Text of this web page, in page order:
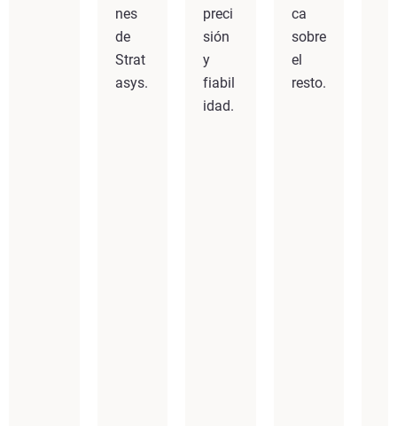
nes
de
Strat
asys.
preci
sión
y
fiabil
idad.
ca
sobre
el
resto.